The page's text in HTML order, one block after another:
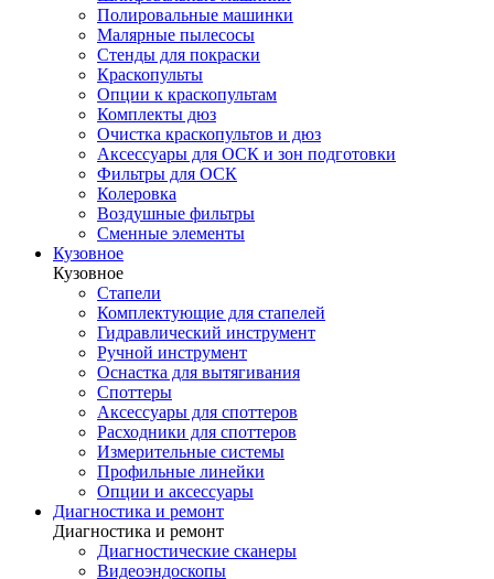
Полировальные машинки
Малярные пылесосы
Стенды для покраски
Краскопульты
Опции к краскопультам
Комплекты дюз
Очистка краскопультов и дюз
Аксессуары для ОСК и зон подготовки
Фильтры для ОСК
Колеровка
Воздушные фильтры
Сменные элементы
Кузовное
Кузовное
Стапели
Комплектующие для стапелей
Гидравлический инструмент
Ручной инструмент
Оснастка для вытягивания
Споттеры
Аксессуары для споттеров
Расходники для споттеров
Измерительные системы
Профильные линейки
Опции и аксессуары
Диагностика и ремонт
Диагностика и ремонт
Диагностические сканеры
Видеоэндоскопы